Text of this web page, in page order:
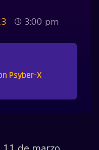
3:00 pm
Psyber-X